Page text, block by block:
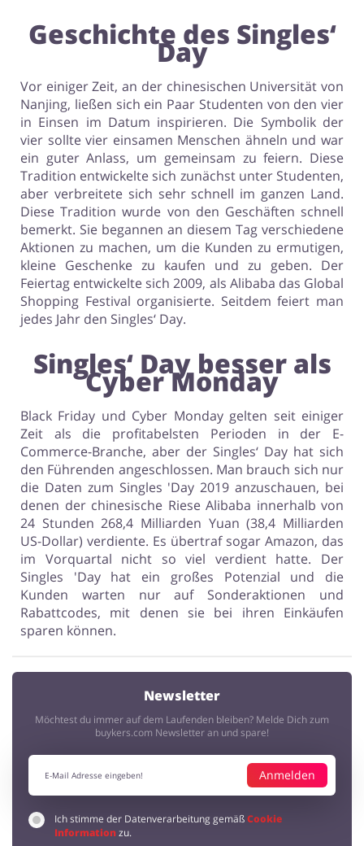
Geschichte des Singles‘
Day
Vor einiger Zeit, an der chinesischen Universität von
Nanjing, ließen sich ein Paar Studenten von den vier
in Einsen im Datum inspirieren. Die Symbolik der
vier sollte vier einsamen Menschen ähneln und war
ein guter Anlass, um gemeinsam zu feiern. Diese
Tradition entwickelte sich zunächst unter Studenten,
aber verbreitete sich sehr schnell im ganzen Land.
Diese Tradition wurde von den Geschäften schnell
bemerkt. Sie begannen an diesem Tag verschiedene
Aktionen zu machen, um die Kunden zu ermutigen,
kleine Geschenke zu kaufen und zu geben. Der
Feiertag entwickelte sich 2009, als Alibaba das Global
Shopping Festival organisierte. Seitdem feiert man
jedes Jahr den Singles‘ Day.
Singles‘ Day besser als
Cyber ​​Monday
Black Friday und Cyber ​​Monday gelten seit einiger
Zeit als die profitabelsten Perioden in der E-
Commerce-Branche, aber der Singles‘ Day hat sich
den Führenden angeschlossen. Man brauch sich nur
die Daten zum Singles 'Day 2019 anzuschauen, bei
denen der chinesische Riese Alibaba innerhalb von
24 Stunden 268,4 Milliarden Yuan (38,4 Milliarden
US-Dollar) verdiente. Es übertraf sogar Amazon, das
im Vorquartal nicht so viel verdient hatte. Der
Singles 'Day hat ein großes Potenzial und die
Kunden warten nur auf Sonderaktionen und
Rabattcodes, mit denen sie bei ihren Einkäufen
sparen können.
Newsletter
Möchtest du immer auf dem Laufenden bleiben? Melde Dich zum
buykers.com Newsletter an und spare!
Anmelden
Ich stimme der Datenverarbeitung gemäßCookie
Informationzu.